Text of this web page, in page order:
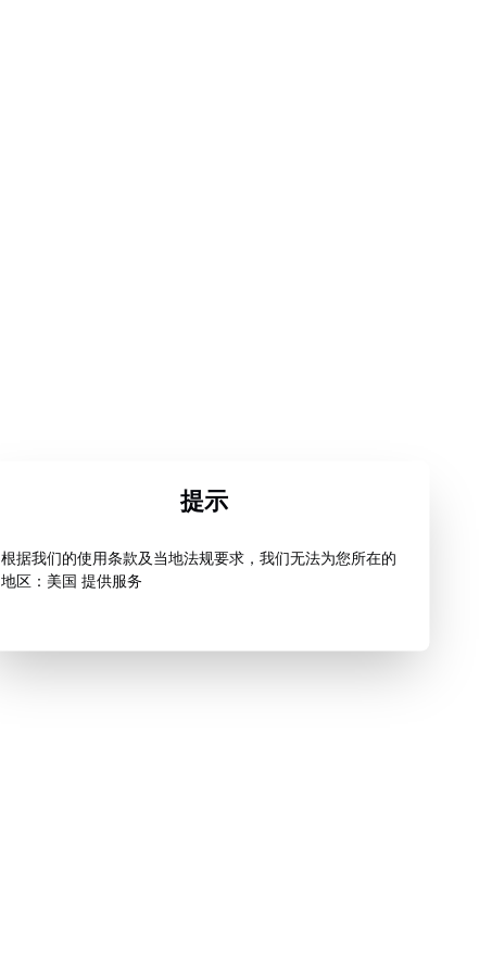
提示
根据我们的使用条款及当地法规要求，我们无法为您所在的
地区：美国 提供服务